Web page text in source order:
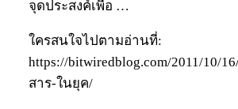
จุดประสงค์เพื่อ …
ใครสนใจไปตามอ่านที่:
https://bitwiredblog.com/2011/10/
สาร-ในยุค/